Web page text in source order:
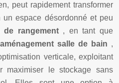
peut rapidement transformer
espace désordonné et peu
de rangement , en tant que
aménagement salle de bain ,
verticale, exploitant
maximiser le stockage sans